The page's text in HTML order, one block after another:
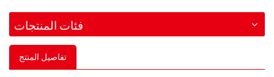
فئات المنتجات
تفاصيل المنتج